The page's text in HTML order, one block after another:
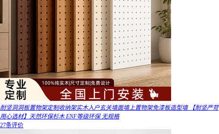
耐坚洞洞板置物架定制收纳架实木入户玄关墙面墙上置物架免漆板造型墙 【耐坚严苛
用心选材】天然环保杉木 ENF等级环保 无规格
27条评价